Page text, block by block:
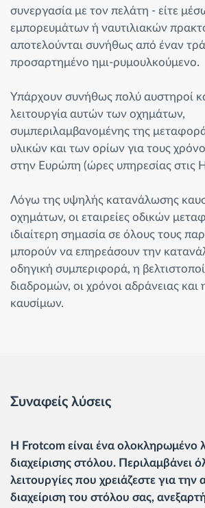
δραστηριοτήτων του στόλου
Υπολογιστής εξοικονόμησης
συνεργασία με τον πελάτη - είτε
εμπορευμάτων ή ναυτιλιακών
αποτελούνται συνήθως από έναν
προσαρτημένο ημι-ρυμουλκούμενο.
Υπάρχουν συνήθως πολύ αυστηροί
λειτουργία αυτών των οχημάτων,
συμπεριλαμβανομένης της
υλικών και των ορίων για τους
στην Ευρώπη (ώρες υπηρεσίας στις
Λόγω της υψηλής κατανάλωσης
οχημάτων, οι εταιρείες οδικών
ιδιαίτερη σημασία σε όλους τους
μπορούν να επηρεάσουν την
οδηγική συμπεριφορά, η
διαδρομών, οι χρόνοι αδράνειας και
καυσίμων.
Συναφείς λύσεις
Η Frotcom είναι ένα ολοκληρωμένο
διαχείρισης στόλου. Περιλαμβάνει
λειτουργίες που χρειάζεστε για την
διαχείριση του στόλου σας,